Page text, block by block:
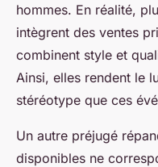
hommes. En réalité,
intègrent des ventes
combinent style et
Ainsi, elles rendent le
stéréotype que ces
Un autre préjugé
disponibles ne